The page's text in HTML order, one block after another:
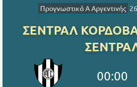
Προγνωστικά A Αργεντινής
ΣΕΝΤΡΑΛ
00:00